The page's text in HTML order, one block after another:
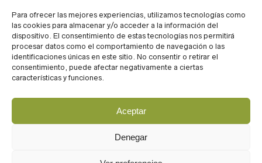
Para ofrecer las mejores experiencias, utilizamos tecnologías como
las cookies para almacenar y/o acceder a la información del
dispositivo. El consentimiento de estas tecnologías nos permitirá
procesar datos como el comportamiento de navegación o las
identificaciones únicas en este sitio. No consentir o retirar el
consentimiento, puede afectar negativamente a ciertas
características y funciones.
Aceptar
Denegar
Trabaja con nosotros